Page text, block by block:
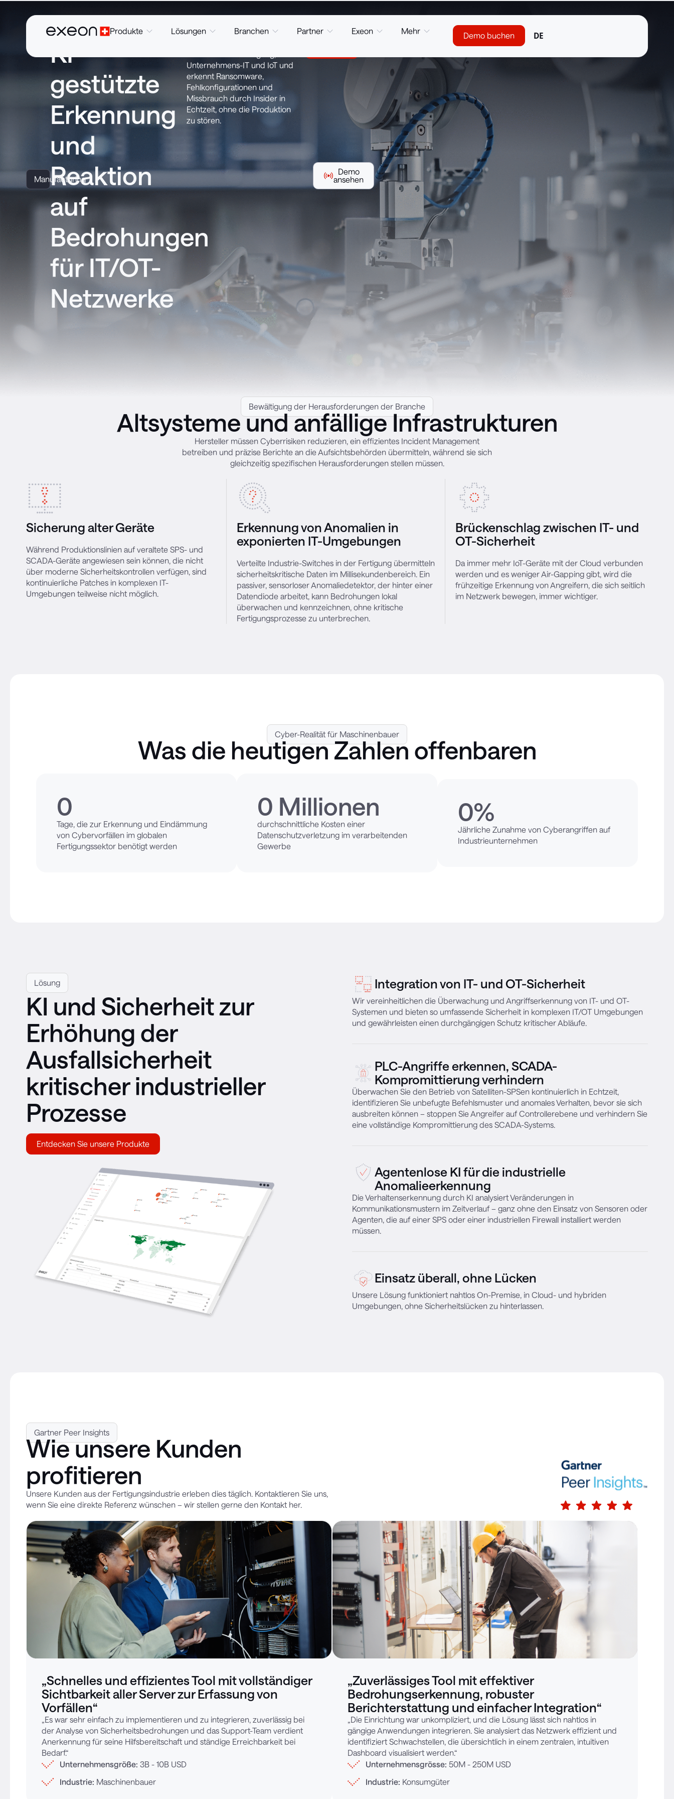
Produkte Lösungen Branchen Partner Exeon Mehr Demo buchen DE
Manufacturing
KI-
gestützte
Erkennung
und
Reaktion
auf
Bedrohungen
für IT/OT-
Netzwerke
Unternehmens-IT und IoT und
erkennt Ransomware,
Fehlkonfigurationen und
Missbrauch durch Insider in
Echtzeit, ohne die Produktion
zu stören.
Demo
ansehen
Bewältigung der Herausforderungen der Branche
Altsysteme und anfällige Infrastrukturen
Hersteller müssen Cyberrisiken reduzieren, ein effizientes Incident Management
betreiben und präzise Berichte an die Aufsichtsbehörden übermitteln, während sie sich
gleichzeitig spezifischen Herausforderungen stellen müssen.
Sicherung alter Geräte
Während Produktionslinien auf veraltete SPS- und
SCADA-Geräte angewiesen sein können, die nicht
über moderne Sicherheitskontrollen verfügen, sind
kontinuierliche Patches in komplexen IT-
Umgebungen teilweise nicht möglich.
Erkennung von Anomalien in
exponierten IT-Umgebungen
Verteilte Industrie-Switches in der Fertigung übermitteln
sicherheitskritische Daten im Millisekundenbereich. Ein
passiver, sensorloser Anomaliedetektor, der hinter einer
Datendiode arbeitet, kann Bedrohungen lokal
überwachen und kennzeichnen, ohne kritische
Fertigungsprozesse zu unterbrechen.
Brückenschlag zwischen IT- und
OT-Sicherheit
Da immer mehr IoT-Geräte mit der Cloud verbunden
werden und es weniger Air-Gapping gibt, wird die
frühzeitige Erkennung von Angreifern, die sich seitlich
im Netzwerk bewegen, immer wichtiger.
Cyber-Realität für Maschinenbauer
Was die heutigen Zahlen offenbaren
Tage, die zur Erkennung und Eindämmung
von Cybervorfällen im globalen
Fertigungssektor benötigt werden
0
durchschnittliche Kosten einer
Datenschutzverletzung im verarbeitenden
Gewerbe
0 Millionen
Jährliche Zunahme von Cyberangriffen auf
Industrieunternehmen
0%
Lösung
KI und Sicherheit zur
Erhöhung der
Ausfallsicherheit
kritischer industrieller
Prozesse
Entdecken Sie unsere Produkte
Integration von IT- und OT-Sicherheit
Wir vereinheitlichen die Überwachung und Angriffserkennung von IT- und OT-
Systemen und bieten so umfassende Sicherheit in komplexen IT/OT Umgebungen
und gewährleisten einen durchgängigen Schutz kritischer Abläufe.
PLC-Angriffe erkennen, SCADA-
Kompromittierung verhindern
Überwachen Sie den Betrieb von Satelliten-SPSen kontinuierlich in Echtzeit,
identifizieren Sie unbefugte Befehlsmuster und anomales Verhalten, bevor sie sich
ausbreiten können – stoppen Sie Angreifer auf Controllerebene und verhindern Sie
eine vollständige Kompromittierung des SCADA-Systems.
Agentenlose KI für die industrielle
Anomalieerkennung
Die Verhaltenserkennung durch KI analysiert Veränderungen in
Kommunikationsmustern im Zeitverlauf – ganz ohne den Einsatz von Sensoren oder
Agenten, die auf einer SPS oder einer industriellen Firewall installiert werden
müssen.
Einsatz überall, ohne Lücken
Unsere Lösung funktioniert nahtlos On-Premise, in Cloud- und hybriden
Umgebungen, ohne Sicherheitslücken zu hinterlassen.
Gartner Peer Insights
Wie unsere Kunden
profitieren
Unsere Kunden aus der Fertigungsindustrie erleben dies täglich. Kontaktieren Sie uns,
wenn Sie eine direkte Referenz wünschen – wir stellen gerne den Kontakt her.
„Schnelles und effizientes Tool mit vollständiger
Sichtbarkeit aller Server zur Erfassung von
Vorfällen“
„Es war sehr einfach zu implementieren und zu integrieren, zuverlässig bei
der Analyse von Sicherheitsbedrohungen und das Support-Team verdient
Anerkennung für seine Hilfsbereitschaft und ständige Erreichbarkeit bei
Bedarf.“
Unternehmensgröße: 3B - 10B USD
Industrie: Maschinenbauer
„Zuverlässiges Tool mit effektiver
Bedrohungserkennung, robuster
Berichterstattung und einfacher Integration“
„Die Einrichtung war unkompliziert, und die Lösung lässt sich nahtlos in
gängige Anwendungen integrieren. Sie analysiert das Netzwerk effizient und
identifiziert Schwachstellen, die übersichtlich in einem zentralen, intuitiven
Dashboard visualisiert werden.“
Unternehmensgrösse: 50M - 250M USD
Industrie: Konsumgüter